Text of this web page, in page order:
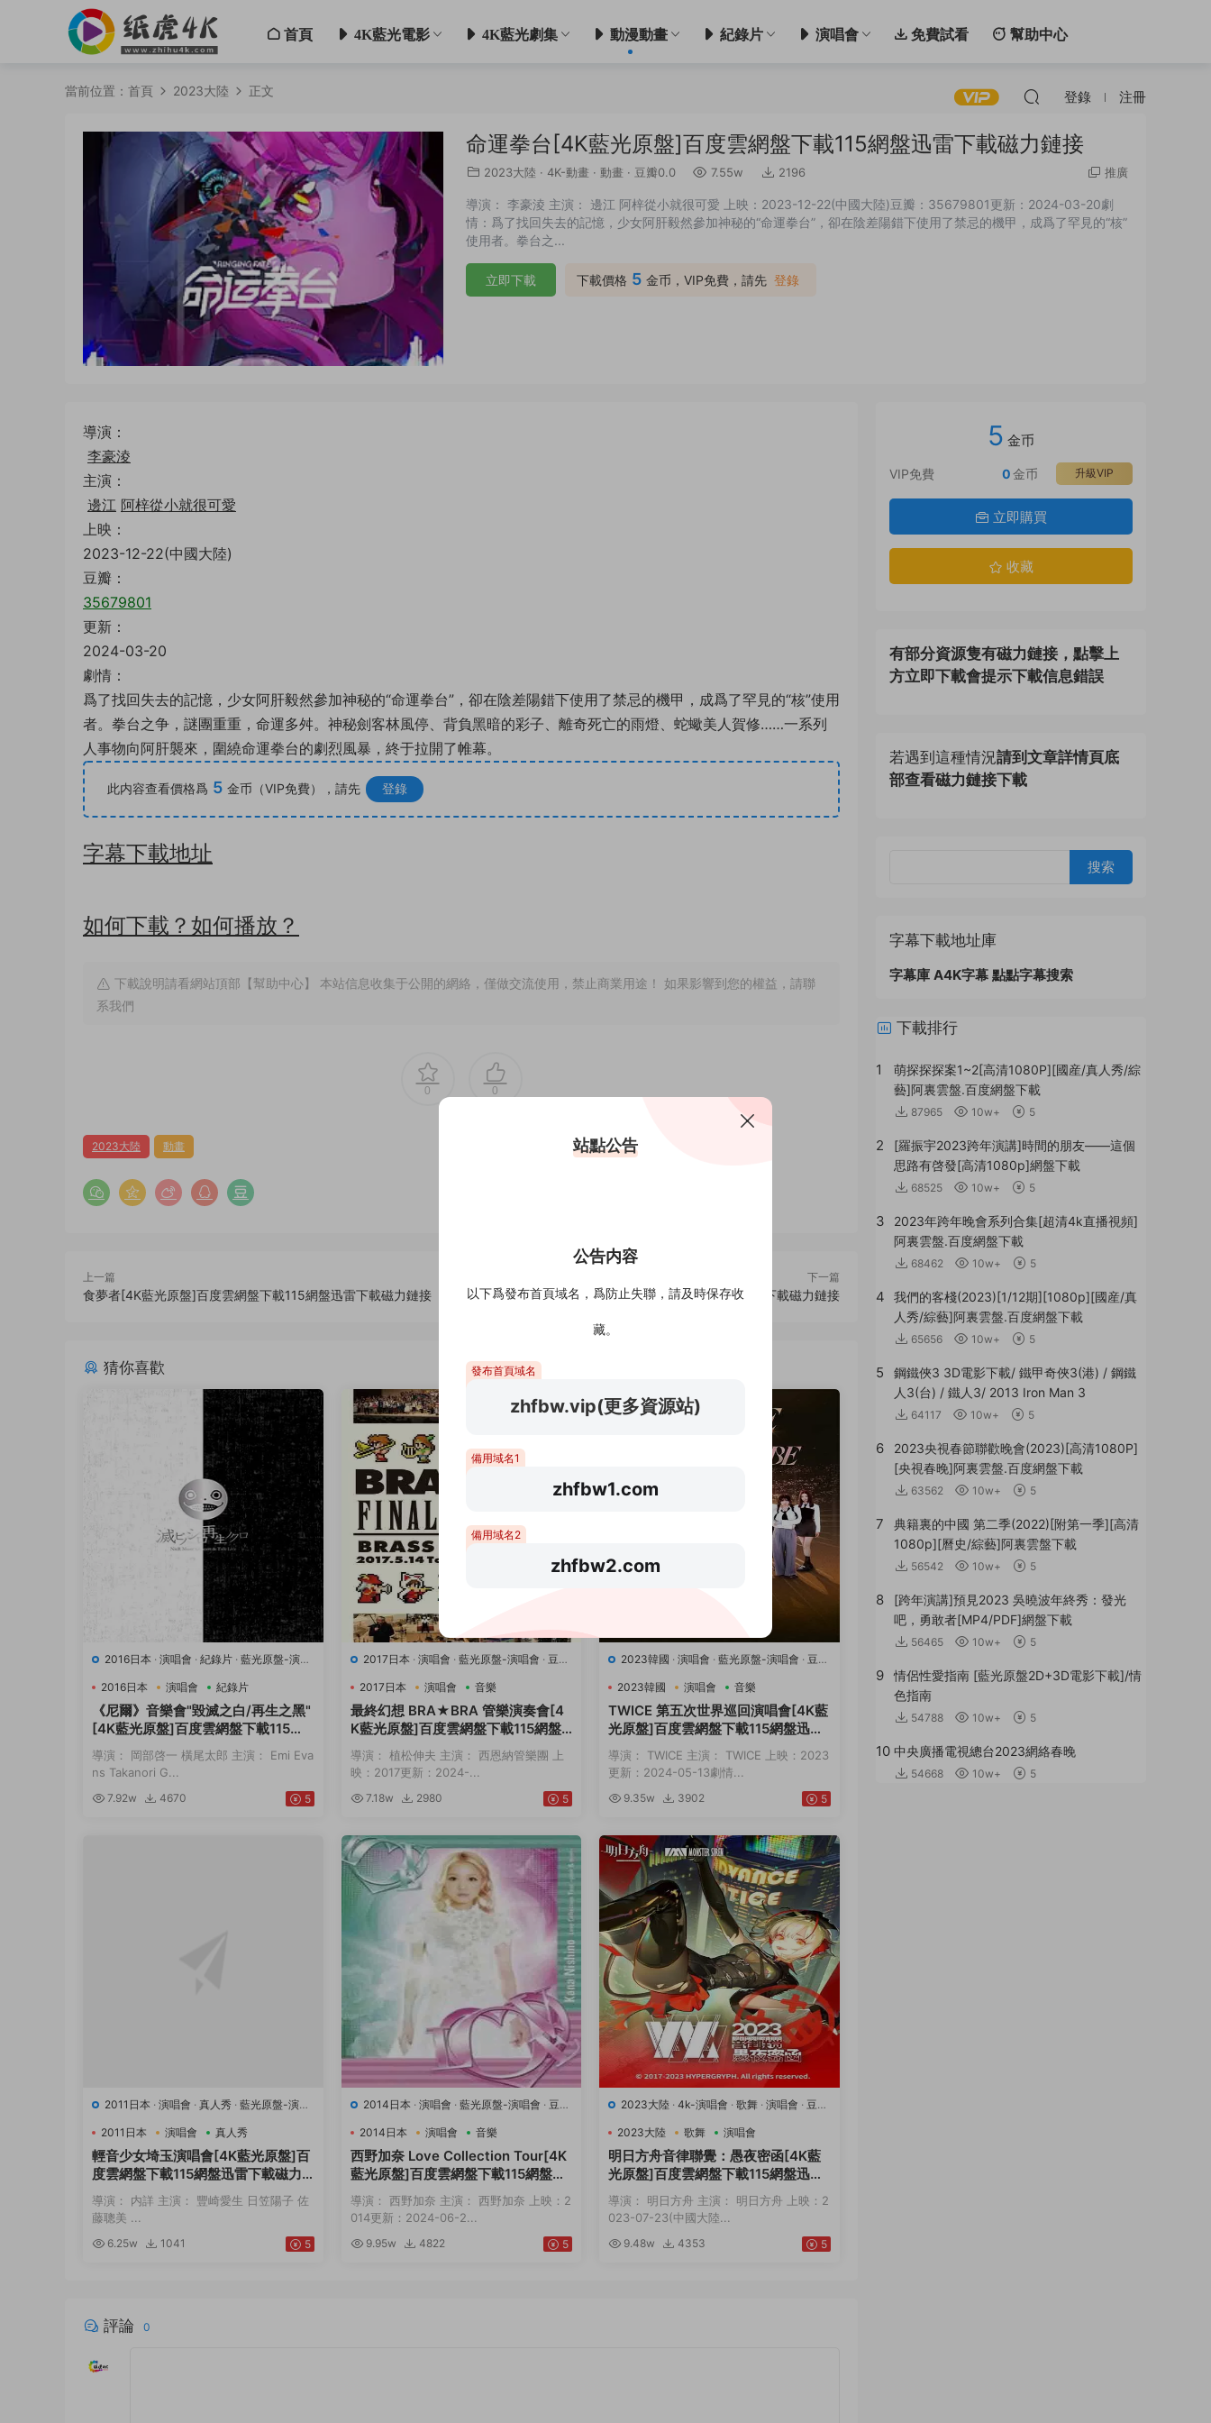
首頁 4K藍光電影 4K藍光劇集 動漫動畫 紀錄片 演唱會 免費試看 幫助中心
登錄 注冊
當前位置： 首頁 2023大陸 正文
命運拳台[4K藍光原盤]百度雲網盤下載115網盤迅雷下載磁力鏈接
2023大陸 · 4K-動畫 · 動畫 · 豆瓣0.0 7.55w 2196 推廣
導演： 李豪淩 主演： 邊江 阿梓從小就很可愛 上映：2023-12-22(中國大陸)豆瓣：35679801更新：2024-03-20劇
情：爲了找回失去的記憶，少女阿肝毅然參加神秘的“命運拳台”，卻在陰差陽錯下使用了禁忌的機甲，成爲了罕見的“核”
使用者。拳台之...
下載價格 5 金币，VIP免費，請先 登錄
立即下載
導演：
李豪淩
主演：
邊江 阿梓從小就很可愛
上映：
2023-12-22(中國大陸)
豆瓣：
35679801
更新：
2024-03-20
劇情：
爲了找回失去的記憶，少女阿肝毅然參加神秘的“命運拳台”，卻在陰差陽錯下使用了禁忌的機甲，成爲了罕見的“核”使用
者。拳台之争，謎團重重，命運多舛。神秘劍客林風停、背負黑暗的彩子、離奇死亡的雨燈、蛇蠍美人賀修……一系列
人事物向阿肝襲來，圍繞命運拳台的劇烈風暴，終于拉開了帷幕。
此内容查看價格爲 5 金币（VIP免費），請先 登錄
字幕下載地址
如何下載？如何播放？
下載說明請看網站頂部【幫助中心】 本站信息收集于公開的網絡，僅做交流使用，禁止商業用途！ 如果影響到您的權益，請聯
系我們
0 0
2023大陸 動畫
上一篇
食夢者[4K藍光原盤]百度雲網盤下載115網盤迅雷下載磁力鏈接
下一篇
泡泡浴[4K藍光原盤]百度雲網盤下載115網盤迅雷下載磁力鏈接
猜你喜歡
2016日本 · 演唱會 · 紀錄片 · 藍光原盤-演唱
2016日本
演唱會 紀錄片
《尼爾》音樂會"毀滅之白/再生之黑"
[4K藍光原盤]百度雲網盤下載115網
盤迅雷下載磁力鏈接
導演： 岡部啓一 橫尾太郎 主演： Emi Eva
ns Takanori G...
7.92w 4670 5
2017日本· 演唱會 · 藍光原盤-演唱會 · 豆瓣
2017日本
演唱會 音樂
最終幻想 BRA★BRA 管樂演奏會[4
K藍光原盤]百度雲網盤下載115網盤
迅雷下載磁力鏈接
導演： 植松伸夫 主演： 西恩納管樂團 上
映：2017更新：2024-...
7.18w 2980 5
2023韓國 ·演唱會 ·藍光原盤-演唱會 · 豆瓣
2023韓國
演唱會 音樂
TWICE 第五次世界巡回演唱會[4K藍
光原盤]百度雲網盤下載115網盤迅雷
下載磁力鏈接
導演： TWICE 主演： TWICE 上映：2023
更新：2024-05-13劇情...
9.35w 3902 5
2011日本 · 演唱會 · 真人秀 · 藍光原盤-演唱
2011日本
演唱會 真人秀
輕音少女埼玉演唱會[4K藍光原盤]百
度雲網盤下載115網盤迅雷下載磁力
鏈接
導演： 内詳 主演： 豐崎愛生 日笠陽子 佐
藤聰美 ...
6.25w 1041 5
2014日本· 演唱會 · 藍光原盤-演唱會 · 豆瓣
2014日本
演唱會 音樂
西野加奈 Love Collection Tour[4K
藍光原盤]百度雲網盤下載115網盤迅
雷下載磁力鏈接
導演： 西野加奈 主演： 西野加奈 上映：2
014更新：2024-06-2...
9.95w 4822 5
2023大陸 ·4k-演唱會 ·歌舞 ·演唱會 ·豆瓣
2023大陸
歌舞 演唱會
明日方舟音律聯覺：愚夜密函[4K藍
光原盤]百度雲網盤下載115網盤迅雷
下載磁力鏈接
導演： 明日方舟 主演： 明日方舟 上映：2
023-07-23(中國大陸...
9.48w 4353 5
評論 0
5 金币
VIP免費 升級VIP
0金币
立即購買
收藏
有部分資源隻有磁力鏈接，點擊上
方立即下載會提示下載信息錯誤
若遇到這種情況請到文章詳情頁底
部查看磁力鏈接下載
字幕下載地址庫
字幕庫 A4K字幕 點點字幕搜索
下載排行
1
萌探探探案1~2[高清1080P][國産/真人秀/綜
藝]阿裏雲盤.百度網盤下載
87965 10w+ 5
2
[羅振宇2023跨年演講]時間的朋友——這個
思路有啓發[高清1080p]網盤下載
68525 10w+ 5
3
2023年跨年晚會系列合集[超清4k直播視頻]
阿裏雲盤.百度網盤下載
68462 10w+ 5
4
我們的客棧(2023)[1/12期][1080p][國産/真
人秀/綜藝]阿裏雲盤.百度網盤下載
65656 10w+ 5
5
鋼鐵俠3 3D電影下載/ 鐵甲奇俠3(港) / 鋼鐵
人3(台) / 鐵人3/ 2013 Iron Man 3
64117 10w+ 5
6
2023央視春節聯歡晚會(2023)[高清1080P]
[央視春晚]阿裏雲盤.百度網盤下載
63562 10w+ 5
7
典籍裏的中國 第二季(2022)[附第一季][高清
1080p][曆史/綜藝]阿裏雲盤下載
56542 10w+ 5
8
[跨年演講]預見2023 吳曉波年終秀：發光
吧，勇敢者[MP4/PDF]網盤下載
56465 10w+ 5
9
情侶性愛指南 [藍光原盤2D+3D電影下載]/情
色指南
54788 10w+ 5
10 中央廣播電視總台2023網絡春晚
54668 10w+ 5
站點公告
公告内容
以下爲發布首頁域名，爲防止失聯，請及時保存收
藏。
發布首頁域名
zhfbw.vip(更多資源站)
備用域名1
zhfbw1.com
備用域名2
zhfbw2.com